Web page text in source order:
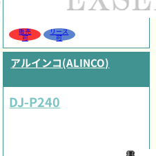
販売
可
リース
可
アルインコ(ALINCO)
DJ-P240